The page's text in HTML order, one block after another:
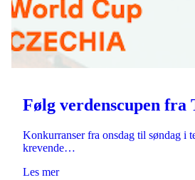
Følg verdenscupen fra
Konkurranser fra onsdag til søndag i
krevende…
Les mer